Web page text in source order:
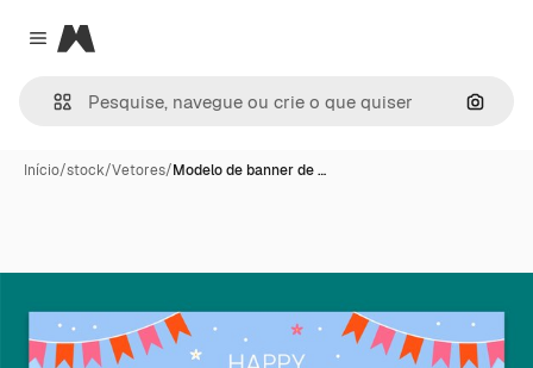
Close menu
Magnific
Início/stock/Vetores/Modelo de banner de …